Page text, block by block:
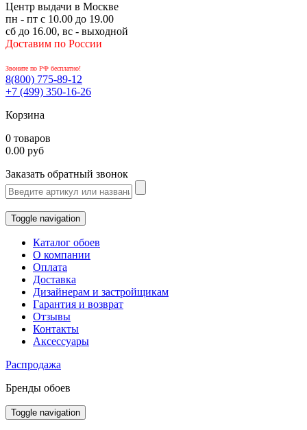
Центр выдачи в Москве
пн - пт с 10.00 до 19.00
сб до 16.00, вс - выходной
Доставим по России
Звоните по РФ бесплатно!
8(800) 775-89-12
+7 (499) 350-16-26
Корзина
0 товаров
0.00 руб
Заказать обратный звонок
Toggle navigation
Каталог обоев
О компании
Оплата
Доставка
Дизайнерам и застройщикам
Гарантия и возврат
Отзывы
Контакты
Аксессуары
Распродажа
Бренды обоев
Toggle navigation